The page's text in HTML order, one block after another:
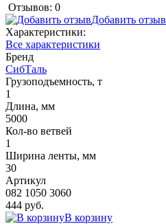
Отзывов: 0
Добавить отзыв
Характеристики:
Все характеристики
Бренд
СибТаль
Грузоподъемность, т
1
Длина, мм
5000
Кол-во ветвей
1
Ширина ленты, мм
30
Артикул
082 1050 3060
444 руб.
В корзину